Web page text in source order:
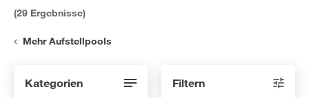
(29 Ergebnisse)
Mehr Aufstellpools
Kategorien Filtern